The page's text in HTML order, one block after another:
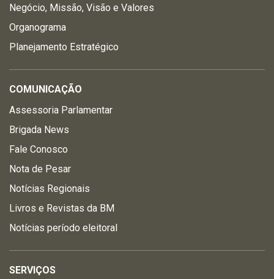
Negócio, Missão, Visão e Valores
Organograma
Planejamento Estratégico
COMUNICAÇÃO
Assessoria Parlamentar
Brigada News
Fale Conosco
Nota de Pesar
Notícias Regionais
Livros e Revistas da BM
Notícias período eleitoral
SERVIÇOS